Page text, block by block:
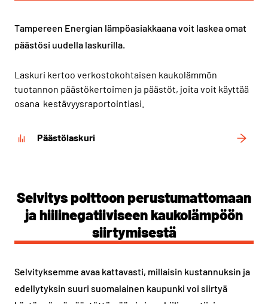
Tampereen Energian lämpöasiakkaana voit laskea omat
päästösi uudella laskurilla.
Laskuri kertoo verkostokohtaisen kaukolämmön
tuotannon päästökertoimen ja päästöt, joita voit käyttää
osana kestävyysraportointiasi.
Päästölaskuri
Selvitys polttoon perustumattomaan
ja hiilinegatiiviseen kaukolämpöön
siirtymisestä
Selvityksemme avaa kattavasti, millaisin kustannuksin ja
edellytyksin suuri suomalainen kaupunki voi siirtyä